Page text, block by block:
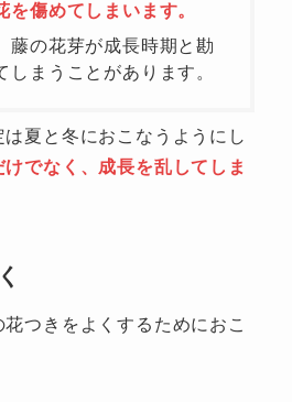
を傷めてしまいます。
藤の花芽が成長時期と勘
しまうことがあります。
夏と冬におこなうようにし
でなく、成長を乱してしま
つきをよくするためにおこ